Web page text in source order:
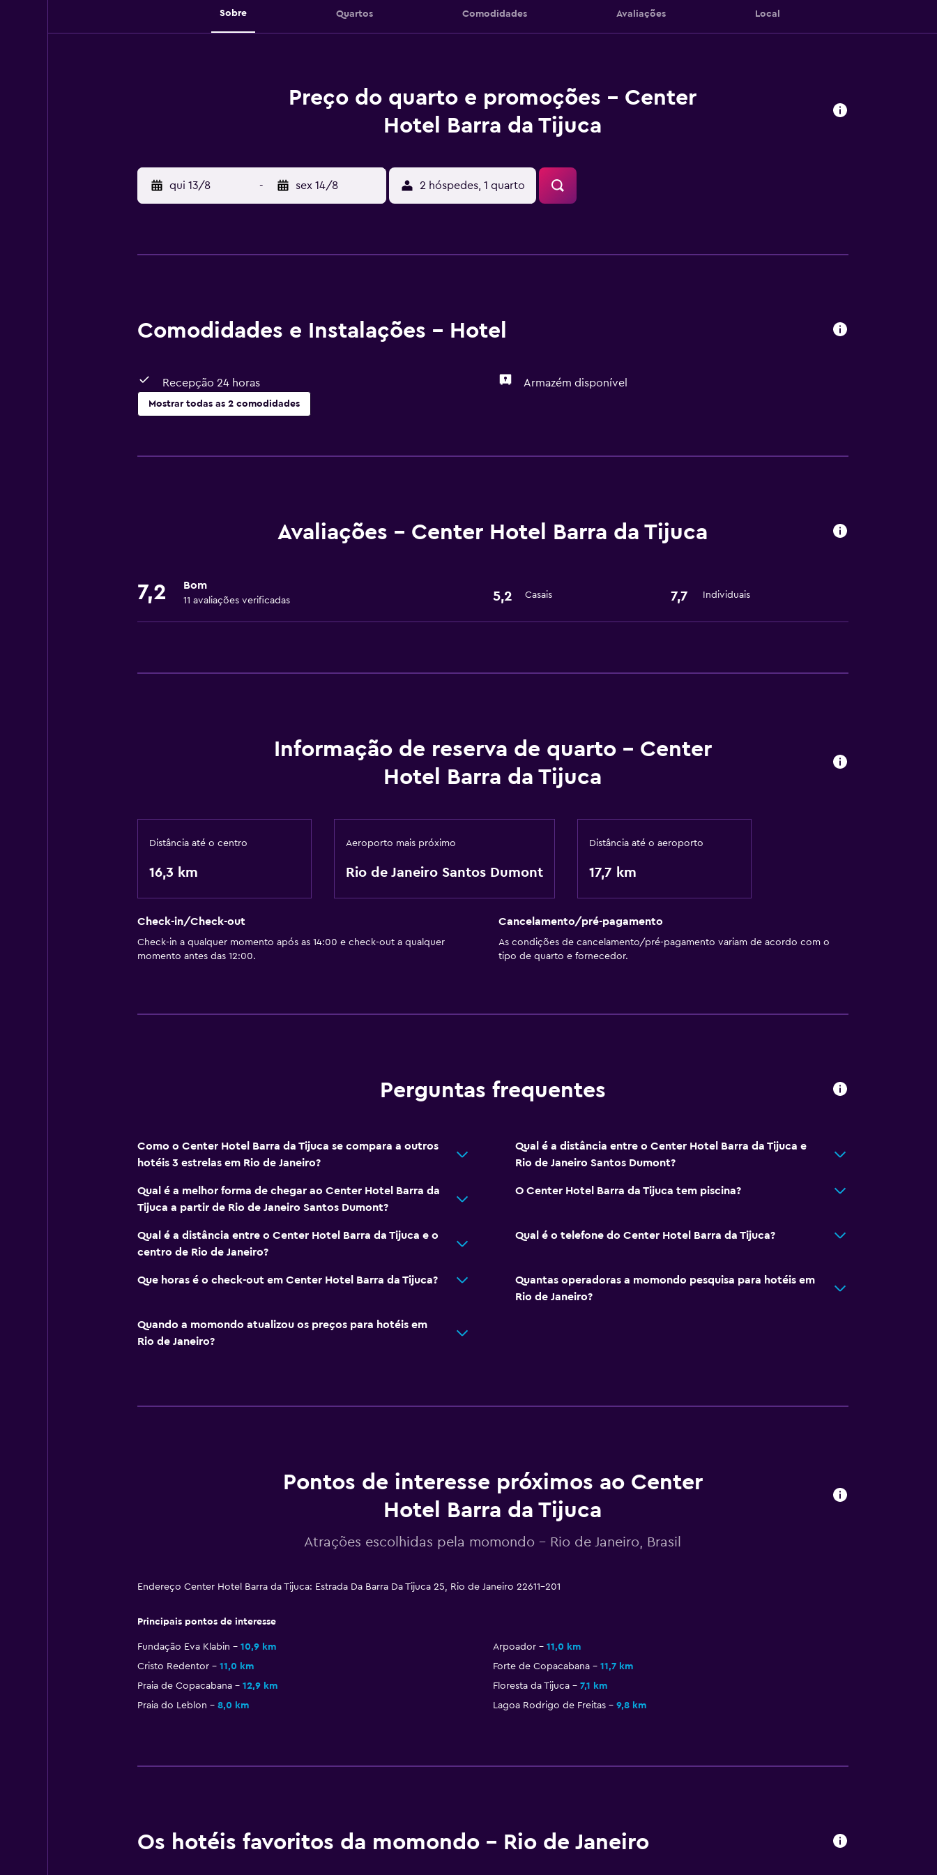
Sobre Quartos Comodidades Avaliações Local
Preço do quarto e promoções - Center
Hotel Barra da Tijuca
qui 13/8 - sex 14/8 2 hóspedes, 1 quarto
Comodidades e Instalações - Hotel
Recepção 24 horas Armazém disponível
Mostrar todas as 2 comodidades
Armazém disponível
Recepção 24 horas
Avaliações - Center Hotel Barra da Tijuca
7,2 Bom
11 avaliações verificadas 5,2 Casais 7,7 Individuais
Informação de reserva de quarto - Center
Hotel Barra da Tijuca
Distância até o centro
16,3 km
Aeroporto mais próximo
Rio de Janeiro Santos Dumont
Distância até o aeroporto
17,7 km
Check-in/Check-out
Check-in a qualquer momento após as 14:00 e check-out a qualquer
momento antes das 12:00.
Cancelamento/pré-pagamento
As condições de cancelamento/pré-pagamento variam de acordo com o
tipo de quarto e fornecedor.
Perguntas frequentes
Como o Center Hotel Barra da Tijuca se compara a outros
hotéis 3 estrelas em Rio de Janeiro?
Qual é a distância entre o Center Hotel Barra da Tijuca e
Rio de Janeiro Santos Dumont?
Qual é a melhor forma de chegar ao Center Hotel Barra da
Tijuca a partir de Rio de Janeiro Santos Dumont?
O Center Hotel Barra da Tijuca tem piscina?
Qual é a distância entre o Center Hotel Barra da Tijuca e o
centro de Rio de Janeiro?
Qual é o telefone do Center Hotel Barra da Tijuca?
Que horas é o check-out em Center Hotel Barra da Tijuca?
Quantas operadoras a momondo pesquisa para hotéis em
Rio de Janeiro?
Quando a momondo atualizou os preços para hotéis em
Rio de Janeiro?
Pontos de interesse próximos ao Center
Hotel Barra da Tijuca
Atrações escolhidas pela momondo - Rio de Janeiro, Brasil
Endereço Center Hotel Barra da Tijuca: Estrada Da Barra Da Tijuca 25, Rio de Janeiro 22611-201
Principais pontos de interesse
Fundação Eva Klabin 10,9 km Arpoador
11,0 km
Cristo Redentor
11,0 km Forte de Copacabana
11,7 km
Praia de Copacabana
12,9 km Floresta da Tijuca
7,1 km
Praia do Leblon
8,0 km Lagoa Rodrigo de Freitas 9,8 km
Os hotéis favoritos da momondo - Rio de Janeiro